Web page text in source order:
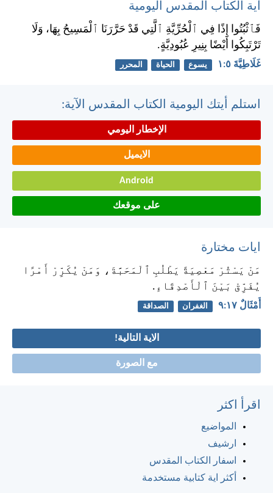
آية الكتاب المقدس اليومية
فَٱثْبُتُوا إِذًا فِي ٱلْحُرِّيَّةِ ٱلَّتِي قَدْ حَرَّرَنَا ٱلْمَسِيحُ بِهَا، وَلَا
تَرْتَبِكُوا أَيْضًا بِنِيرِ عُبُودِيَّةٍ.
غَلَاطِيَّةَ ٥:‏١ يسوع الحياة المحرر
استلم أيتك اليومية الكتاب المقدس الآية:
الإخطار اليومي
الايميل
Android
على موقعك
ايات مختارة
مَنْ يَسْتُرْ مَعْصِيَةً يَطْلُبِ ٱلْمَحَبَّةَ، وَمَنْ يُكَرِّرْ أَمْرًا
يُفَرِّقْ بَيْنَ ٱلْأَصْدِقَاءِ.
أَمْثَالٌ ١٧:‏٩ الغفران الصداقة
الاية التالية!
مع الصورة
اقرأ اكثر
المواضيع
ارشيف
اسفار الكتاب المقدس
أكثر اية كتابية مستخدمة